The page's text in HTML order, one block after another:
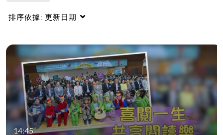
排序依據: 更新日期
14:45